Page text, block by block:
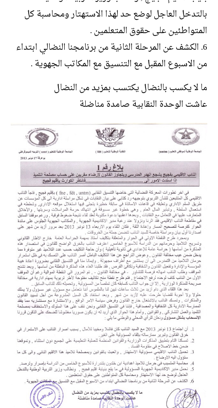
بالتدخل العاجل لوضع حد لهذا الاستهتار ومحاسبة كل
المتواطئين على حقوق المتعلمين .
6. الكشف عن المرحلة الثانية من برنامجنا النضالي ابتداء
من الاسبوع المقبل مع التنسيق مع المكاتب الجهوية .
ما لا يكسب بالنضال يكتسب بمزيد من النضال
عاشت الوحدة النقابية صامدة مناضلة